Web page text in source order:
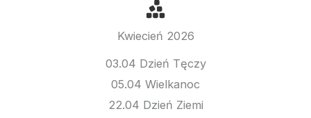
Kwiecień 2026
03.04 Dzień Tęczy
05.04 Wielkanoc
22.04 Dzień Ziemi